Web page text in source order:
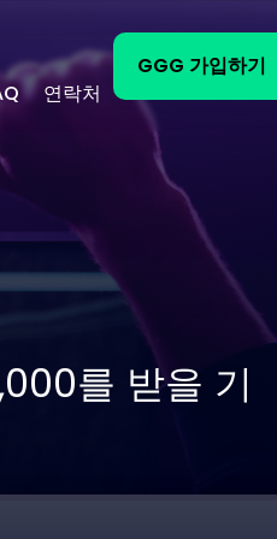
연락처
GGG 가입하기
를 받을 기